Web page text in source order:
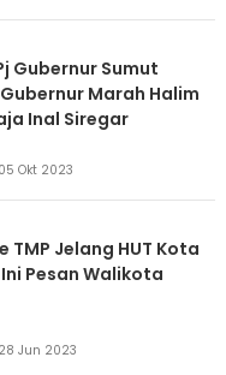
Gubernur Sumut
Marah Halim
Inal Siregar
05 Okt 2023
TMP Jelang HUT Kota
Pesan Walikota
28 Jun 2023